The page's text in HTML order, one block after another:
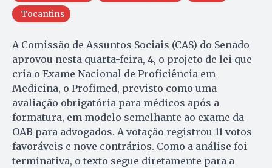
Tocantins
A Comissão de Assuntos Sociais (CAS) do Senado
aprovou nesta quarta-feira, 4, o projeto de lei que
cria o Exame Nacional de Proficiência em
Medicina, o Profimed, previsto como uma
avaliação obrigatória para médicos após a
formatura, em modelo semelhante ao exame da
OAB para advogados. A votação registrou 11 votos
favoráveis e nove contrários. Como a análise foi
terminativa, o texto segue diretamente para a